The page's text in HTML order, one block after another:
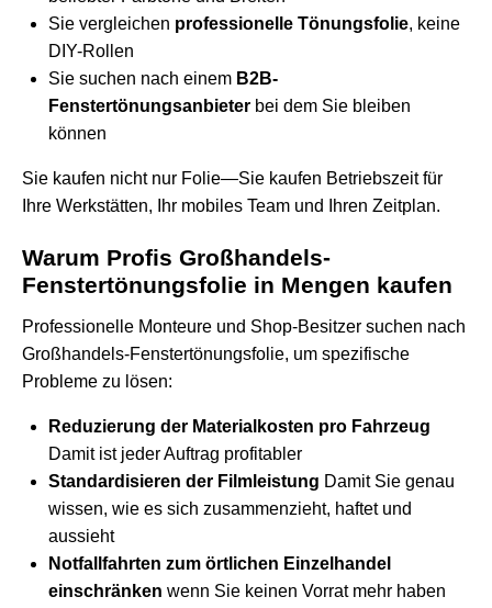
Sie vergleichen professionelle Tönungsfolie, keine
DIY-Rollen
Sie suchen nach einem B2B-
Fenstertönungsanbieter bei dem Sie bleiben
können
Sie kaufen nicht nur Folie—Sie kaufen Betriebszeit für
Ihre Werkstätten, Ihr mobiles Team und Ihren Zeitplan.
Warum Profis Großhandels-
Fenstertönungsfolie in Mengen kaufen
Professionelle Monteure und Shop-Besitzer suchen nach
Großhandels-Fenstertönungsfolie, um spezifische
Probleme zu lösen:
Reduzierung der Materialkosten pro Fahrzeug
Damit ist jeder Auftrag profitabler
Standardisieren der Filmleistung Damit Sie genau
wissen, wie es sich zusammenzieht, haftet und
aussieht
Notfallfahrten zum örtlichen Einzelhandel
einschränken wenn Sie keinen Vorrat mehr haben